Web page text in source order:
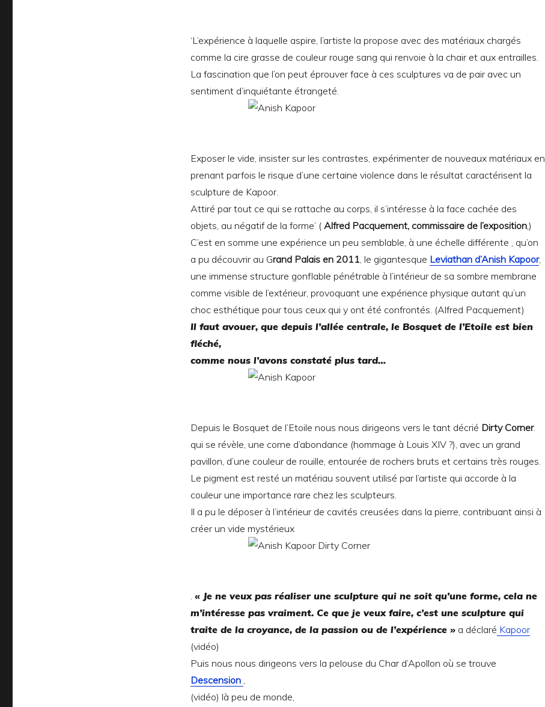
‘L’expérience à laquelle aspire, l’artiste la propose avec des matériaux chargés
comme la cire grasse de couleur rouge sang qui renvoie à la chair et aux entrailles.
La fascination que l’on peut éprouver face à ces sculptures va de pair avec un
sentiment d’inquiétante étrangeté.
Exposer le vide, insister sur les contrastes, expérimenter de nouveaux matériaux en
prenant parfois le risque d’une certaine violence dans le résultat caractérisent la
sculpture de Kapoor.
Attiré par tout ce qui se rattache au corps, il s’intéresse à la face cachée des
objets, au négatif de la forme’ (Alfred Pacquement, commissaire de l’exposition,)
C’est en somme une expérience un peu semblable, à une échelle différente , qu’on
a pu découvrir au Grand Palais en 2011, le gigantesque Leviathan d’Anish Kapoor,
une immense structure gonflable pénétrable à l’intérieur de sa sombre membrane
comme visible de l’extérieur, provoquant une expérience physique autant qu’un
choc esthétique pour tous ceux qui y ont été confrontés. (Alfred Pacquement)
Il faut avouer, que depuis l’allée centrale, le Bosquet de l’Etoile est bien
fléché,
comme nous l’avons constaté plus tard…
Depuis le Bosquet de l’Etoile nous nous dirigeons vers le tant décrié Dirty Corner.
qui se révèle, une corne d’abondance (hommage à Louis XIV ?), avec un grand
pavillon, d’une couleur de rouille, entourée de rochers bruts et certains très rouges.
Le pigment est resté un matériau souvent utilisé par l’artiste qui accorde à la
couleur une importance rare chez les sculpteurs.
Il a pu le déposer à l’intérieur de cavités creusées dans la pierre, contribuant ainsi à
créer un vide mystérieux
. « Je ne veux pas réaliser une sculpture qui ne soit qu’une forme, cela ne
m’intéresse pas vraiment. Ce que je veux faire, c’est une sculpture qui
traite de la croyance, de la passion ou de l’expérience » a déclaré Kapoor
(vidéo)
Puis nous nous dirigeons vers la pelouse du Char d’Apollon où se trouve
Descension ,
(vidéo) là peu de monde,